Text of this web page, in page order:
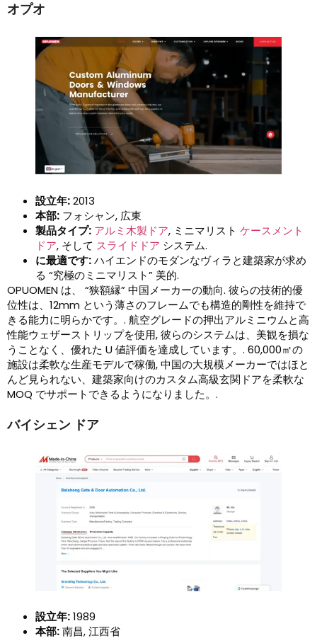
オプオ
設立年:2013
本部: フォシャン, 広東
製品タイプ: アルミ木製ドア, ミニマリスト ケースメント
ドア, そして スライドドア システム.
に最適です:ハイエンドのモダンなヴィラと建築家が求め
る “究極のミニマリスト” 美的.
OPUOMEN は、 “狭額縁” 中国メーカーの動向. 彼らの技術的優
位性は、12mm という薄さのフレームでも構造的剛性を維持で
きる能力に明らかです。. 航空グレードの押出アルミニウムと高
性能ウェザーストリップを使用, 彼らのシステムは、美観を損な
うことなく、優れた U 値評価を達成しています。. 60,000㎡の
施設は柔軟な生産モデルで稼働, 中国の大規模メーカーではほと
んど見られない、建築家向けのカスタム高級玄関ドアを柔軟な
MOQ でサポートできるようになりました。.
バイシェン ドア
設立年:1989
本部:南昌, 江西省